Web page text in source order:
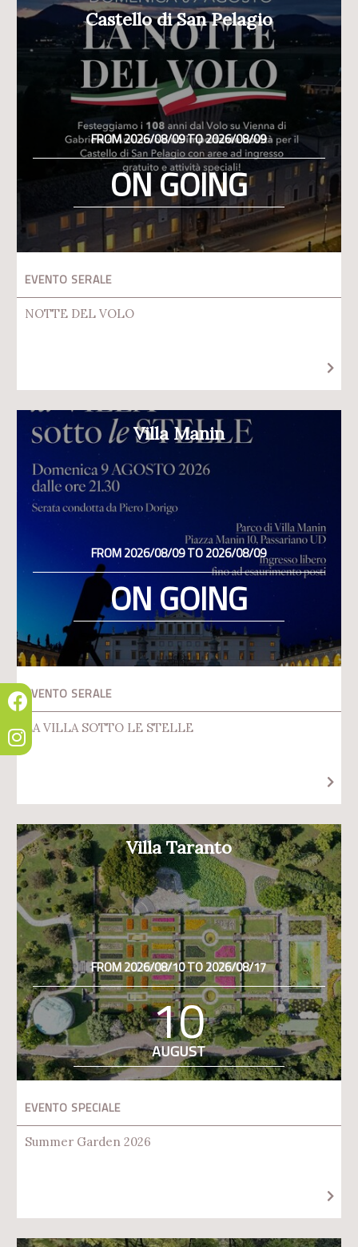
Castello di San Pelagio
FROM 2026/08/09 TO 2026/08/09
ON GOING
EVENTO SERALE
NOTTE DEL VOLO
Villa Manin
FROM 2026/08/09 TO 2026/08/09
ON GOING
EVENTO SERALE
LA VILLA SOTTO LE STELLE
Villa Taranto
FROM 2026/08/10 TO 2026/08/17
10
AUGUST
EVENTO SPECIALE
Summer Garden 2026